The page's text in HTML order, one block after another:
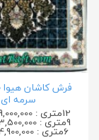
سرمه ای
12متری : 29,000,000 تومان
9متری : 23,500,000 تومان
6متری : 14,900,000 تومان